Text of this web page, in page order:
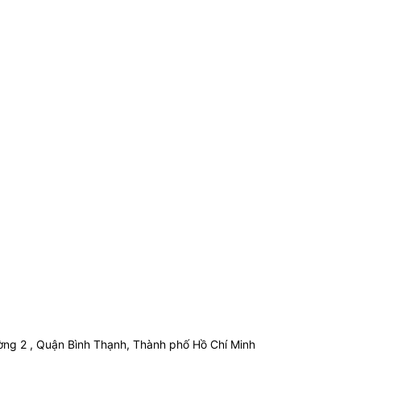
2 , Quận Bình Thạnh, Thành phố Hồ Chí Minh